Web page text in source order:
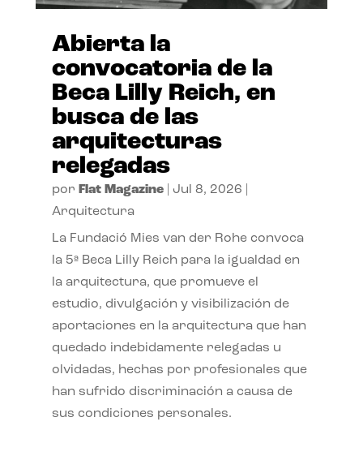
Abierta la
convocatoria de la
Beca Lilly Reich, en
busca de las
arquitecturas
relegadas
por Flat Magazine| Jul 8, 2026
Arquitectura
La Fundació Mies van der Rohe convoca
la 5ª Beca Lilly Reich para la igualdad en
la arquitectura, que promueve el
estudio, divulgación y visibilización de
aportaciones en la arquitectura que han
quedado indebidamente relegadas u
olvidadas, hechas por profesionales que
han sufrido discriminación a causa de
sus condiciones personales.